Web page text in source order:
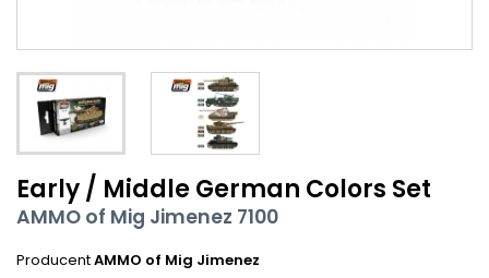
Early / Middle German Colors Set
AMMO of Mig Jimenez 7100
ProducentAMMO of Mig Jimenez